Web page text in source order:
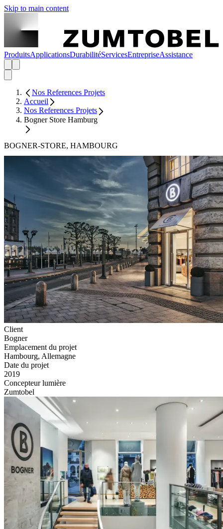
Skip to main content
ProduitsApplicationsDurabilitéServicesEntrepriseAssistance
Nos References Projets
Accueil
Nos References Projets
Bogner Store Hamburg
BOGNER-STORE, HAMBOURG
Client
Bogner
Emplacement du projet
Hambourg, Allemagne
Date du projet
2019
Concepteur lumière
Zumtobel